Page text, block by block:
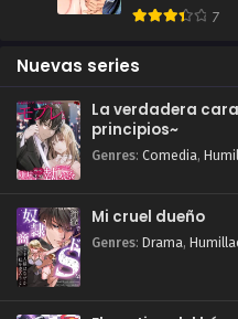
7
Nuevas series
La verdadera
principios~
Genres: Comedia,
Mi cruel dueño
Genres: Drama,